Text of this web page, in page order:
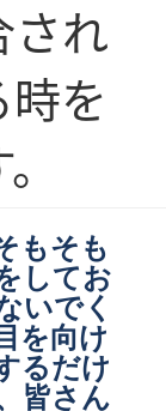
され
を
もそも
してお
いでく
を向け
るだけ
皆さん